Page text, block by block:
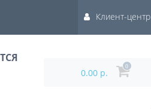
Клиент-центр
0.00 р.
0